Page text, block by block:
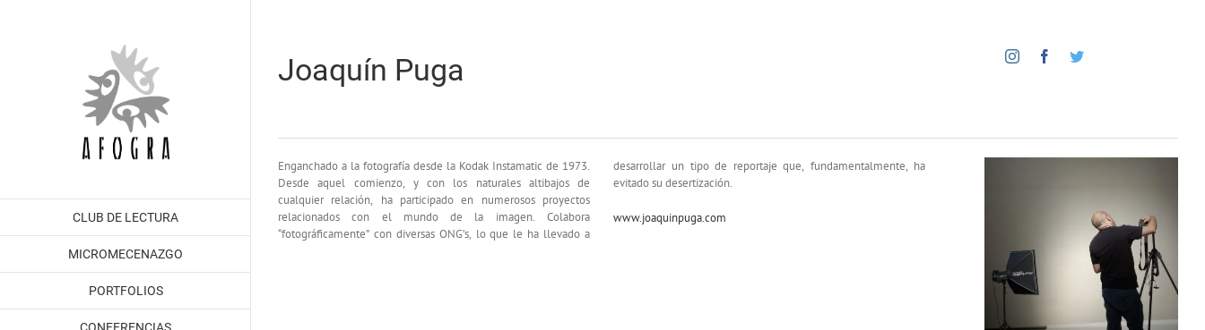
CLUB DE LECTURA
MICROMECENAZGO
PORTFOLIOS
Joaquín Puga
Enganchado a la fotografía desde la Kodak Instamatic de 1973.
Desde aquel comienzo, y con los naturales altibajos de
cualquier relación, ha participado en numerosos proyectos
relacionados con el mundo de la imagen. Colabora
“fotográficamente” con diversas ONG’s, lo que le ha llevado a
desarrollar un tipo de reportaje que, fundamentalmente, ha
evitado su desertización.
www.joaquinpuga.com